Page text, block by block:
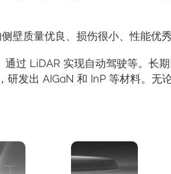
壁质量优良、损伤很小、性能优秀
过 LiDAR 实现自动驾驶等。长
研发出 AIGaN 和 InP 等材料。无